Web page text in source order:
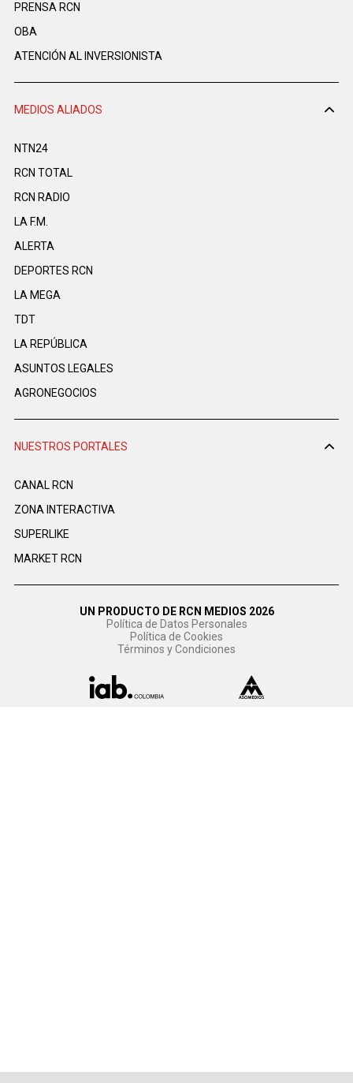
PRENSA RCN
OBA
ATENCIÓN AL INVERSIONISTA
MEDIOS ALIADOS
NTN24
RCN TOTAL
RCN RADIO
LA F.M.
ALERTA
DEPORTES RCN
LA MEGA
TDT
LA REPÚBLICA
ASUNTOS LEGALES
AGRONEGOCIOS
NUESTROS PORTALES
CANAL RCN
ZONA INTERACTIVA
SUPERLIKE
MARKET RCN
UN PRODUCTO DE RCN MEDIOS 2026
Política de Datos Personales
Política de Cookies
Términos y Condiciones